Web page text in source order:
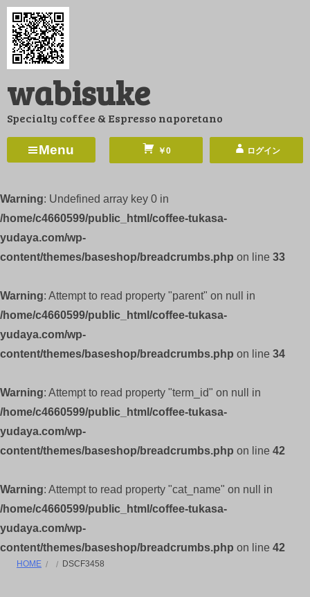
コ
ン
ツ
ス
ッ
wabisuke
Specialty coffee & Espresso naporetano
Menu ￥0 ログイン
Warning: Undefined array key 0 in
/home/c4660599/public_html/coffee-tukasa-
yudaya.com/wp-
content/themes/baseshop/breadcrumbs.php on line 33
Warning: Attempt to read property "parent" on null in
/home/c4660599/public_html/coffee-tukasa-
yudaya.com/wp-
content/themes/baseshop/breadcrumbs.php on line 34
Warning: Attempt to read property "term_id" on null in
/home/c4660599/public_html/coffee-tukasa-
yudaya.com/wp-
content/themes/baseshop/breadcrumbs.php on line 42
Warning: Attempt to read property "cat_name" on null in
/home/c4660599/public_html/coffee-tukasa-
yudaya.com/wp-
content/themes/baseshop/breadcrumbs.php on line 42
HOME DSCF3458